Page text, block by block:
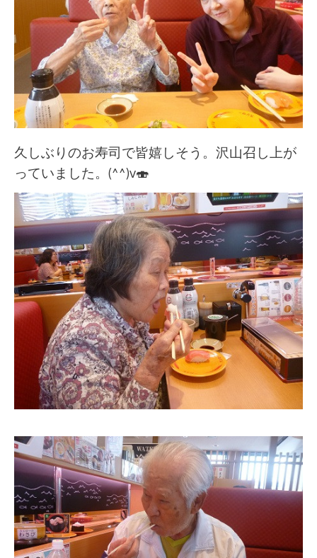
久しぶりのお寿司で皆嬉しそう。沢山召し上が
っていました。(^^)v🍣